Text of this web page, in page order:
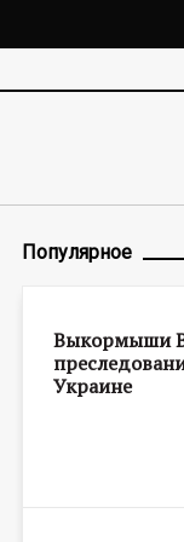
Популярное
Выкормыши
Украине